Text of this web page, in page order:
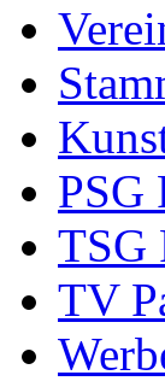
PSG
TSG
TV